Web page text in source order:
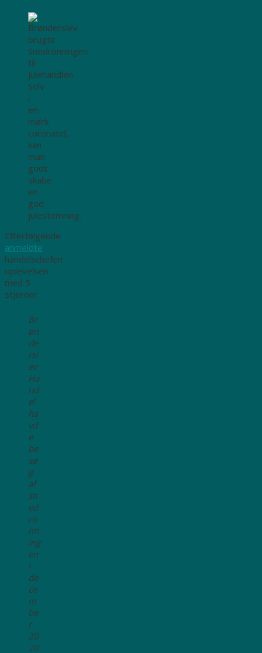
Selv
i
en
mørk
coronatid,
kan
man
godt
skabe
en
god
julestemning.
Efterfølgende
anmeldte
handelschefen
oplevelsen
med 5
stjerner
Br
øn
de
rsl
ev
Ha
nd
el
ha
vd
e
be
sø
g
af
sn
ed
ro
nn
ing
en
i
de
ce
m
be
r
20
20